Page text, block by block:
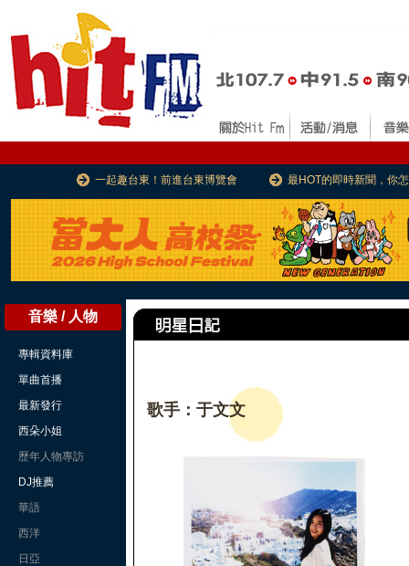
一起趣台東！前進台東博覽會 最HOT的即時新聞，你
音樂 / 人物
專輯資料庫
單曲首播
最新發行
西朵小姐
歷年人物專訪
DJ推薦
華語
西洋
日亞
歌手：于文文